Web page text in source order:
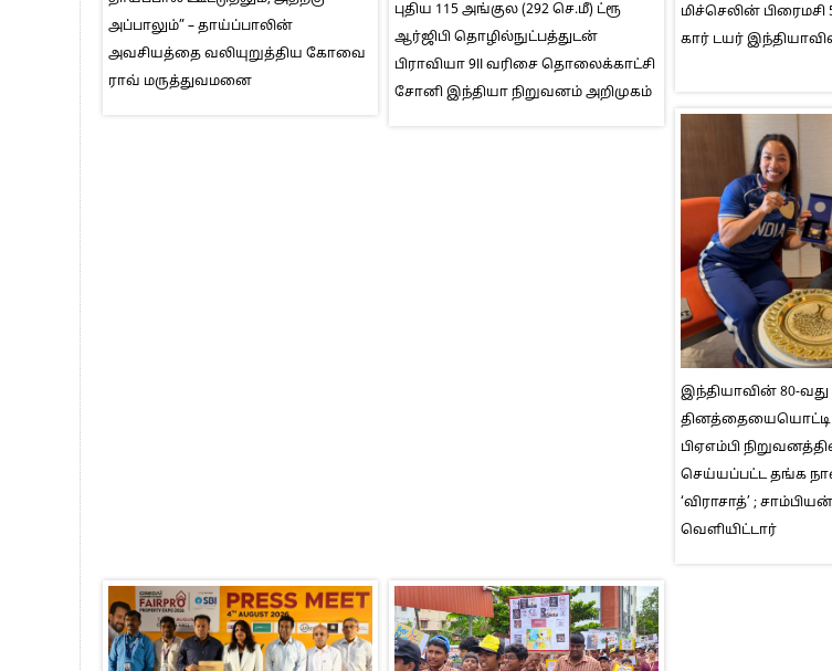
அப்பாலும்” – தாய்ப்பாலின்
அவசியத்தை வலியுறுத்திய கோவை
ராவ் மருத்துவமனை
புதிய 115 அங்குல (292 செ.மீ) ட்ரூ
ஆர்ஜிபி தொழில்நுட்பத்துடன்
பிராவியா 9II வரிசை தொலைக்காட்சி
சோனி இந்தியா நிறுவனம் அறிமுகம்
மிச்செலின்
கார் டயர்
இந்தியாவின் 80-வது
தினத்தையையொட்டி
பிஏஎம்பி
செய்யப்பட்ட தங்க
‘விராசாத்’ ;
வெளியிட்டார்